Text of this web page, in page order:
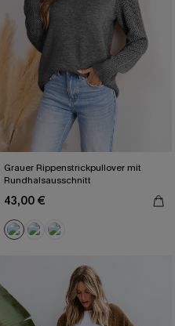
Grauer Rippenstrickpullover mit
Rundhalsausschnitt
43,00 €